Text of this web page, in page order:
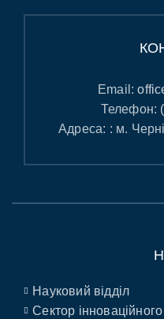
Email:
Телефон:
Адреса: : м.
Науковий відділ
Сектор